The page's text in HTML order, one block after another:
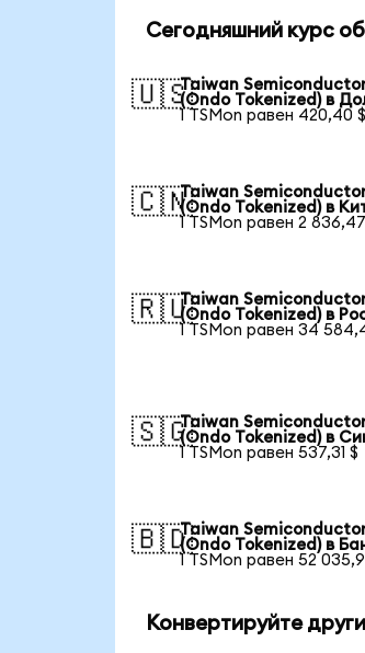
Сегодняшний курс
🇺🇸Taiwan
(Ondo Tokenized) в
1 TSMon равен 420,40 $
🇨🇳Taiwan
(Ondo Tokenized) в
1 TSMon равен 2
🇷🇺Taiwan
(Ondo Tokenized) в
1 TSMon равен 34
🇸🇬Taiwan
(Ondo Tokenized) в
1 TSMon равен 537,31 $
🇧🇩Taiwan
(Ondo Tokenized) в
1 TSMon равен 52
Конвертируйте